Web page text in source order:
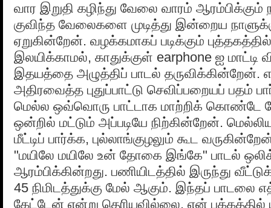
வார இறுதி கழிந்து வேலை வாரம்
குவிந்த வேலைகளை முடித்து இன்றைய நாளுக்கு
ஏறுகின்றேன். வழக்கமாகப் படிக்கும்
இலயிக்காமல், காதுக்குள் earphone ஐ மாட்டி
இதயத்தை அழுத்திப் பாடல் தருவிக்கின்றேன்.
அதிரவைத்த புதுப்பாட்டு செவிப்பறையப் பதம்
மெல்ல ஒவ்வொரு பாட்டாக மாற்றிக் கொண்டே
ஒன்றில் மட்டும் அப்படியே நிற்கின்றேன்.
மீட்டிப் பார்க்க, புல்லாங்குழலும் கூட
"மயிலே மயிலே உன் தோகை இங்கே" பாடல்
ஆரம்பிக்கின்றது. பணியிடத்தில் இருந்து
45 நிமிடத்துக்கு மேல் ஆகும். இந்தப்
கேட்டேன் என்று தெரியவில்லை. என் பக்கத்தில்